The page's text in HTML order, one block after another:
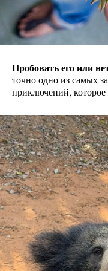
Пробовать его или
точно одно из самых
приключений, которое